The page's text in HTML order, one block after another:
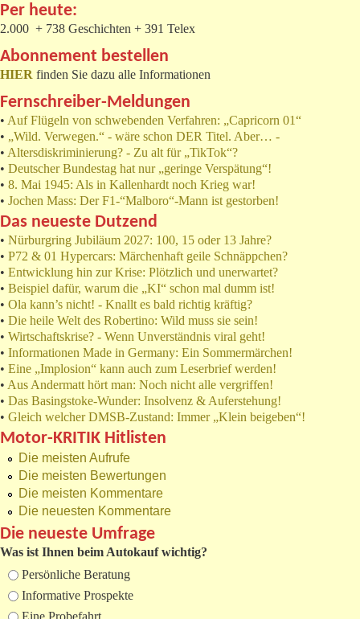
Per heute:
2.000 + 738 Geschichten + 391 Telex
Abonnement bestellen
HIER finden Sie dazu alle Informationen
Fernschreiber-Meldungen
• Auf Flügeln von schwebenden Verfahren: „Capricorn 01“
• „Wild. Verwegen.“ - wäre schon DER Titel. Aber… -
• Altersdiskriminierung? - Zu alt für „TikTok“?
• Deutscher Bundestag hat nur „geringe Verspätung“!
• 8. Mai 1945: Als in Kallenhardt noch Krieg war!
• Jochen Mass: Der F1-“Malboro“-Mann ist gestorben!
Das neueste Dutzend
• Nürburgring Jubiläum 2027: 100, 15 oder 13 Jahre?
• P72 & 01 Hypercars: Märchenhaft geile Schnäppchen?
• Entwicklung hin zur Krise: Plötzlich und unerwartet?
• Beispiel dafür, warum die „KI“ schon mal dumm ist!
• Ola kann’s nicht! - Knallt es bald richtig kräftig?
• Die heile Welt des Robertino: Wild muss sie sein!
• Wirtschaftskrise? - Wenn Unverständnis viral geht!
• Informationen Made in Germany: Ein Sommermärchen!
• Eine „Implosion“ kann auch zum Leserbrief werden!
• Aus Andermatt hört man: Noch nicht alle vergriffen!
• Das Basingstoke-Wunder: Insolvenz & Auferstehung!
• Gleich welcher DMSB-Zustand: Immer „Klein beigeben“!
Motor-KRITIK Hitlisten
Die meisten Aufrufe
Die meisten Bewertungen
Die meisten Kommentare
Die neuesten Kommentare
Die neueste Umfrage
Was ist Ihnen beim Autokauf wichtig?
Auswahlmöglichkeiten
Persönliche Beratung
Informative Prospekte
Eine Probefahrt